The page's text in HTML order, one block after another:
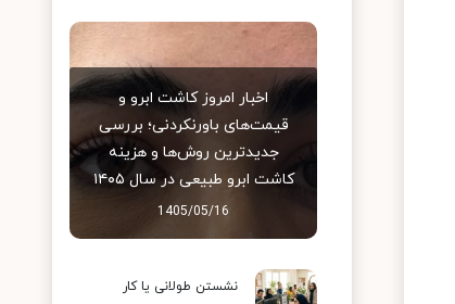
اخبار امروز کاشت ابرو و
قیمت‌های باورنکردنی؛ بررسی
جدیدترین روش‌ها و هزینه
کاشت ابرو طبیعی در سال ۱۴۰۵
1405/05/16
نشستن طولانی یا کار